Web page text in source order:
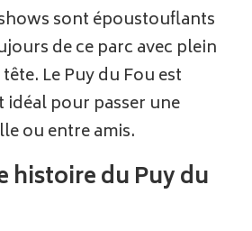
sont époustouflants
de ce parc avec plein
Le Puy du Fou est
pour passer une
ou entre amis.
histoire du Puy du